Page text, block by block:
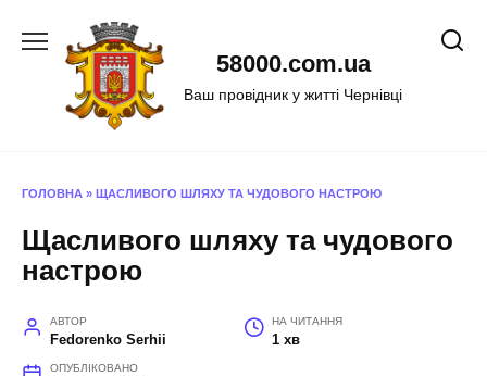
58000.com.ua
Ваш провідник у житті Чернівці
ГОЛОВНА » ЩАСЛИВОГО ШЛЯХУ ТА ЧУДОВОГО НАСТРОЮ
Щасливого шляху та чудового
настрою
АВТОР
Fedorenko Serhii
НА ЧИТАННЯ
1 хв
ОПУБЛІКОВАНО